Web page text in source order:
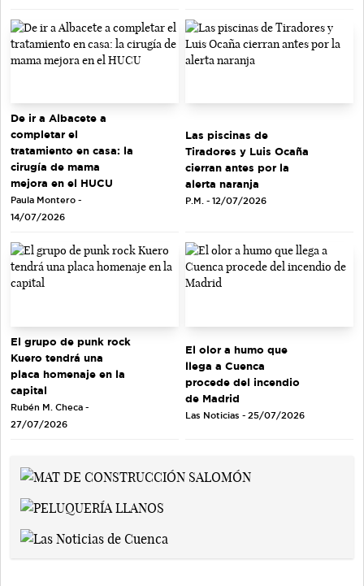
De ir a Albacete a
completar el
tratamiento en casa: la
cirugía de mama
mejora en el HUCU
Paula Montero -
14/07/2026
Las piscinas de
Tiradores y Luis Ocaña
cierran antes por la
alerta naranja
P.M. - 12/07/2026
El grupo de punk rock
Kuero tendrá una
placa homenaje en la
capital
Rubén M. Checa -
27/07/2026
El olor a humo que
llega a Cuenca
procede del incendio
de Madrid
Las Noticias - 25/07/2026